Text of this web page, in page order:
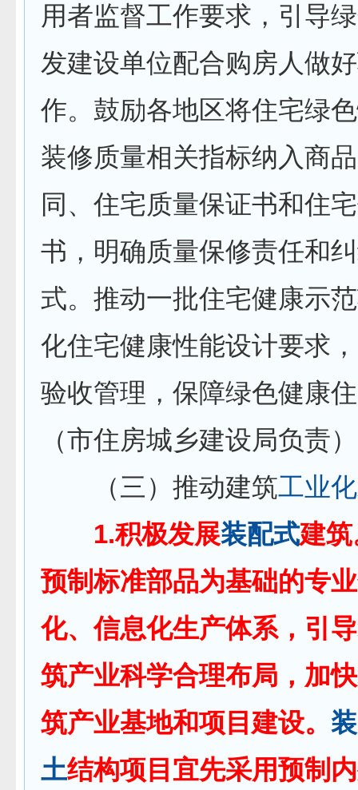
用者监督工作要求，引导
发建设单位配合购房人做
作。鼓励各地区将住宅绿
装修质量相关指标纳入商
同、住宅质量保证书和住
书，明确质量保修责任和
式。推动一批住宅健康示
化住宅健康性能设计要求
验收管理，保障绿色健康
（市住房城乡建设局负责）
（三）推动建筑工业化
1.积极发展装配式建
预制标准部品为基础的专
化、信息化生产体系，引导
筑产业科学合理布局，加快
筑产业基地和项目建设。
土结构项目宜先采用预制